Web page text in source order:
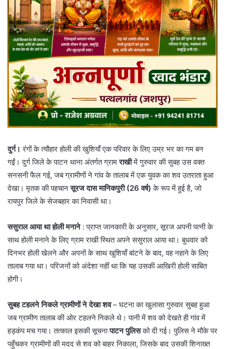
दुर्ग। रंगों के त्यौहार होली की खुशियाँ एक परिवार के लिए उम्र भर का गम बन
गईं। दुर्ग जिले के पाटन थाना अंतर्गत ग्रामराखीमें गुरुवार की सुबह उस वक्त
सनसनी फैल गई, जब ग्रामीणों ने गांव के तालाब में एक युवक का शव उतराता हुआ
देखा। मृतक की पहचानसूरज दास मानिकपुरी (26 वर्ष) के रूप में हुई है, जो
रायपुर जिले के सेजबहार का निवासी था।
ससुराल आया था होली मनाने: ​प्राप्त जानकारी के अनुसार, सूरज अपनी पत्नी के
साथ होली मनाने के लिए ग्राम राखी स्थित अपने ससुराल आया था। बुधवार को
दिनभर होली खेलने और अपनों के साथ खुशियाँ बांटने के बाद, वह नहाने के लिए
तालाब गया था। परिजनों को अंदेशा नहीं था कि यह उसकी आखिरी होली साबित
होगी।
सुबह टहलने निकले ग्रामीणों ने देखा शव– ​घटना का खुलासा गुरुवार सुबह हुआ
जब ग्रामीण तालाब की ओर टहलने निकले थे। पानी में शव को देखते ही गांव में
हड़कंप मच गया। तत्काल इसकी सूचनापाटन पुलिसको दी गई। पुलिस ने मौके पर
पहुँचकर ग्रामीणों की मदद से शव को बाहर निकाला, जिसके बाद उसकी शिनाख्त